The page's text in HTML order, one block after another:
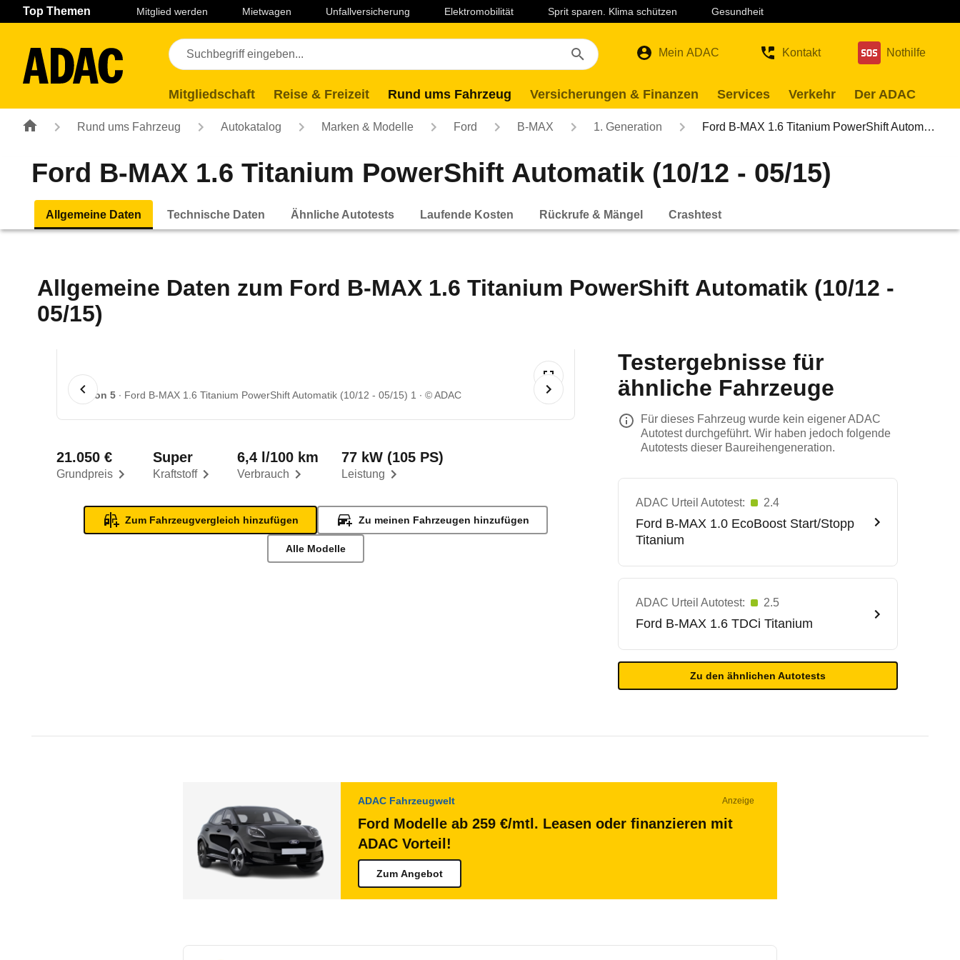
Navigation Seiteninhalt Fußzeile
Top Themen Mitglied werden Mietwagen Unfallversicherung Elektromobilität Sprit sparen. Klima schützen Gesundheit
Mein ADAC Kontakt Nothilfe
Mitgliedschaft Reise & Freizeit Rund ums Fahrzeug Versicherungen & Finanzen Services Verkehr Der ADAC
Rund ums Fahrzeug Autokatalog Marken & Modelle Ford B-MAX 1. Generation Ford B-MAX 1.6 Titanium PowerShift Autom…
Ford B-MAX 1.6 Titanium PowerShift Automatik (10/12 - 05/15)
Allgemeine Daten Technische Daten Ähnliche Autotests Laufende Kosten Rückrufe & Mängel Crashtest
Allgemeine Daten zum Ford B-MAX 1.6 Titanium PowerShift Automatik (10/12 -
05/15)
1 von 5 Ford B-MAX 1.6 Titanium PowerShift Automatik (10/12 - 05/15) 1 © ADAC
Grundpreis
21.050 €
Kraftstoff
Super
Verbrauch
6,4 l/100 km
Leistung
77 kW (105 PS)
Zum Fahrzeugvergleich hinzufügen Zu meinen Fahrzeugen hinzufügen
Alle Modelle
Testergebnisse für
ähnliche Fahrzeuge
Für dieses Fahrzeug wurde kein eigener ADAC
Autotest durchgeführt. Wir haben jedoch folgende
Autotests dieser Baureihengeneration.
ADAC Urteil Autotest: 2.4
Ford B-MAX 1.0 EcoBoost Start/Stopp
Titanium
ADAC Urteil Autotest: 2.5
Ford B-MAX 1.6 TDCi Titanium
Zu den ähnlichen Autotests
ADAC Fahrzeugwelt Anzeige
Ford Modelle ab 259 €/mtl. Leasen oder finanzieren mit
ADAC Vorteil!
Zum Angebot